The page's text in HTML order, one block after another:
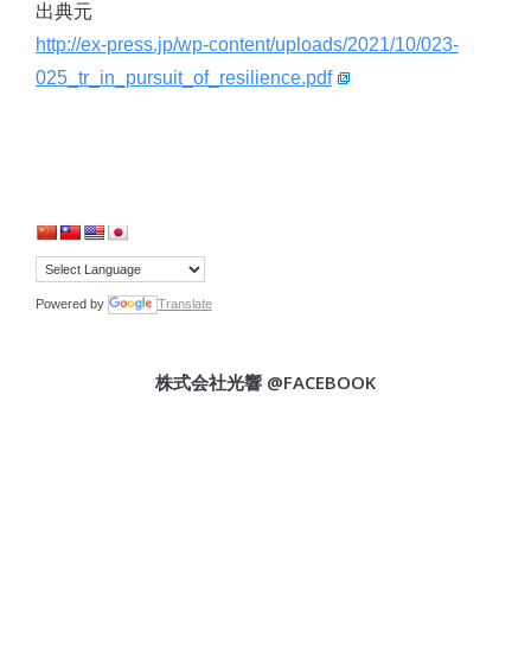
出典元
http://ex-press.jp/wp-content/uploads/2021/10/023-
025_tr_in_pursuit_of_resilience.pdf
Powered by Translate
株式会社光響 @FACEBOOK